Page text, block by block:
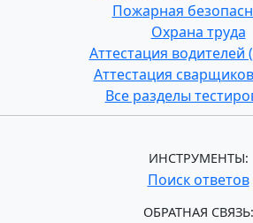
Пожарная
Охрана труда
Аттестация
Аттестация
Все разделы
ИНСТРУМЕНТЫ:
Поиск ответов
ОБРАТНАЯ СВЯЗЬ: